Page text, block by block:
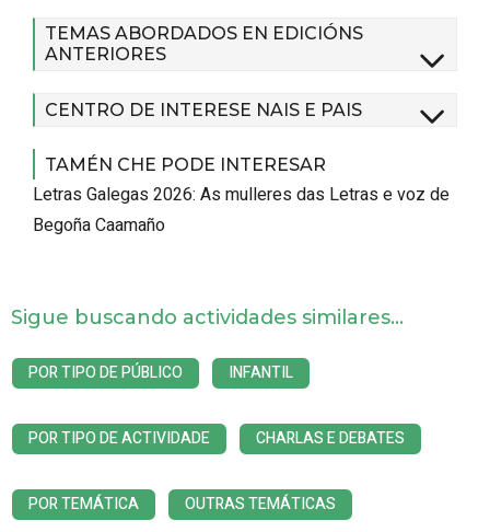
TEMAS ABORDADOS EN EDICIÓNS
ANTERIORES
CENTRO DE INTERESE NAIS E PAIS
TAMÉN CHE PODE INTERESAR
Letras Galegas 2026: As mulleres das Letras e voz de
Begoña Caamaño
Sigue buscando actividades similares...
POR TIPO DE PÚBLICO INFANTIL
POR TIPO DE ACTIVIDADE CHARLAS E DEBATES
POR TEMÁTICA OUTRAS TEMÁTICAS